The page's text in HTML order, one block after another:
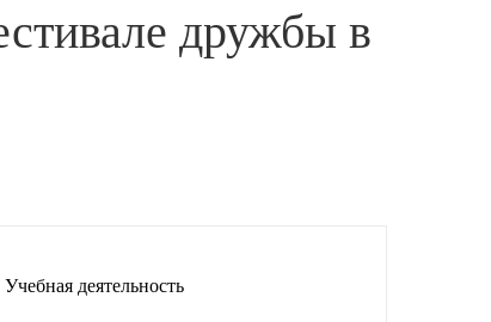
дружбы в
Учебная деятельность